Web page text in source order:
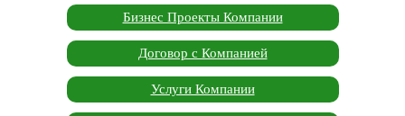
Бизнес Проекты Компании
Договор с Компанией
Услуги Компании